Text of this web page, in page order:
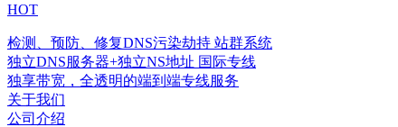
HOT
检测、预防、修复DNS污染劫持 站群系统
独立DNS服务器+独立NS地址 国际专线
独享带宽，全透明的端到端专线服务
关于我们
公司介绍